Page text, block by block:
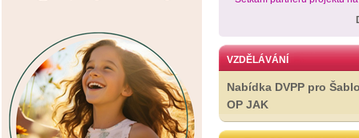
VZDĚLÁVÁNÍ
Nabídka DVPP pro
OP JAK